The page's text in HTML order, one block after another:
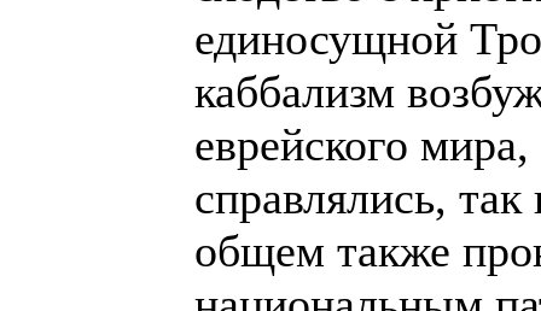
единосущной
каббализм
еврейского
справлялись,
общем также